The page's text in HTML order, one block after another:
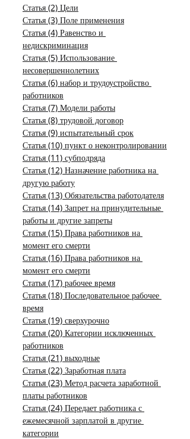
Статья (2) Цели
Статья (3) Поле применения
Статья (4) Равенство и
недискриминация
Статья (5) Использование
несовершеннолетних
Статья (6) набор и трудоустройство
работников
Статья (7) Модели работы
Статья (8) трудовой договор
Статья (9) испытательный срок
Статья (10) пункт о неконтролировании
Статья (11) субподряда
Статья (12) Назначение работника на
другую работу
Статья (13) Обязательства работодателя
Статья (14) Запрет на принудительные
работы и другие запреты
Статья (15) Права работников на
момент его смерти
Статья (16) Права работников на
момент его смерти
Статья (17) рабочее время
Статья (18) Последовательное рабочее
время
Статья (19) сверхурочно
Статья (20) Категории исключенных
работников
Статья (21) выходные
Статья (22) Заработная плата
Статья (23) Метод расчета заработной
платы работников
Статья (24) Передает работника с
ежемесячной зарплатой в другие
категории